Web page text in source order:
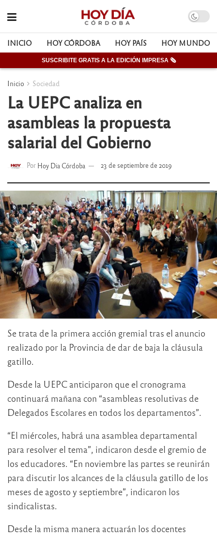
INICIO HOY CÓRDOBA HOY PAÍS HOY MUNDO
SUSCRIBITE GRATIS A LA EDICIÓN IMPRESA 🗞
Inicio Sociedad
La UEPC analiza en
asambleas la propuesta
salarial del Gobierno
Por Hoy Dia Córdoba 23 de septiembre de 2019
Se trata de la primera acción gremial tras el anuncio
realizado por la Provincia de dar de baja la cláusula
gatillo.
Desde la UEPC anticiparon que el cronograma
continuará mañana con “asambleas resolutivas de
Delegados Escolares en todos los departamentos”.
“El miércoles, habrá una asamblea departamental
para resolver el tema”, indicaron desde el gremio de
los educadores. “En noviembre las partes se reunirán
para discutir los alcances de la cláusula gatillo de los
meses de agosto y septiembre”, indicaron los
sindicalistas.
Desde la misma manera actuarán los docentes